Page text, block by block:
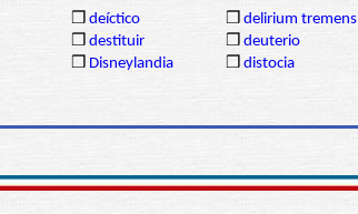
❒ deíctico ❒ delirium tremens
❒ destituir ❒ deuterio
❒ Disneylandia ❒ distocia